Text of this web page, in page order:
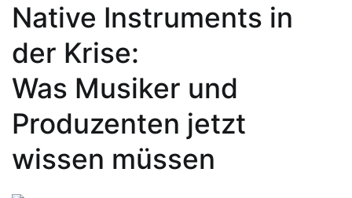
Native Instruments in
der Krise:
Was Musiker und
Produzenten jetzt
wissen müssen